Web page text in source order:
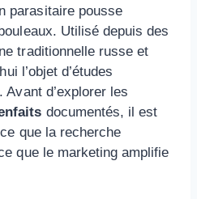
parasitaire pousse
Utilisé depuis des
traditionnelle russe et
l’objet d’études
d’explorer les
documentés, il est
que la recherche
que le marketing amplifie